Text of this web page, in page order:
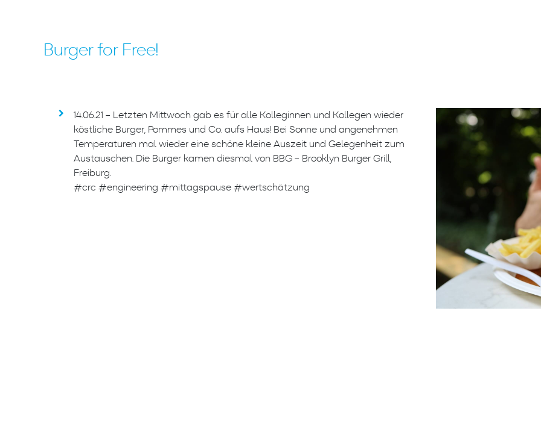
Burger for Free!
14.06.21 – Letzten Mittwoch gab es für alle Kolleginnen und Kollegen wieder
köstliche Burger, Pommes und Co. aufs Haus! Bei Sonne und angenehmen
Temperaturen mal wieder eine schöne kleine Auszeit und Gelegenheit zum
Austauschen. Die Burger kamen diesmal von BBG – Brooklyn Burger Grill,
Freiburg.
#crc #engineering #mittagspause #wertschätzung